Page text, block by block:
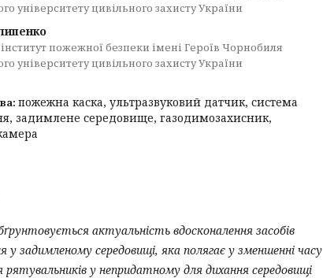
університету цивільного захисту України
пожежної безпеки імені Героїв Чорнобиля
університету цивільного захисту України
пожежна каска, ультразвуковий датчик, система
задимлене середовище, газодимозахисник,
актуальність вдосконалення засобів
у задимленому середовищі, яка полягає у зменшенні часу
рятувальників у непридатному для дихання середовищі